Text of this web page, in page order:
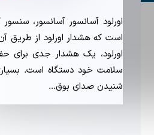
اورلود آسانسور آسانسور،
است که هشدار اورلود از طریق
اورلود، یک هشدار جدی برای
سلامت خود دستگاه است.
شنیدن صدای بوق…